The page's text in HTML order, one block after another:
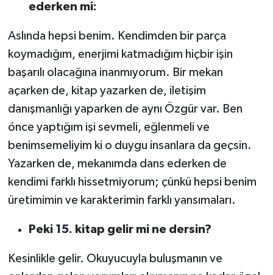
ederken mi:
Aslında hepsi benim. Kendimden bir parça
koymadığım, enerjimi katmadığım hiçbir işin
başarılı olacağına inanmıyorum. Bir mekan
açarken de, kitap yazarken de, iletişim
danışmanlığı yaparken de aynı Özgür var. Ben
önce yaptığım işi sevmeli, eğlenmeli ve
benimsemeliyim ki o duygu insanlara da geçsin.
Yazarken de, mekanımda dans ederken de
kendimi farklı hissetmiyorum; çünkü hepsi benim
üretimimin ve karakterimin farklı yansımaları.
Peki 15. kitap gelir mi ne dersin?
Kesinlikle gelir. Okuyucuyla buluşmanın ve